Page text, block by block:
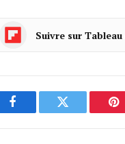
Suivre sur
Facebook Twitter